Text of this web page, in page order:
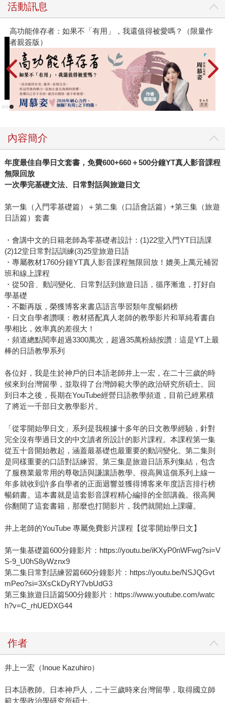
活動訊息
閱讀漫遊錄-2026上半年暢銷榜
內容簡介
年度最佳自學日文套書，免費600+660＋500分鐘YT真人影音課程
無限回放
一次學完基礎文法、日常對話與旅遊日文
第一集（入門零基礎篇）＋第二集（口語會話篇）+第三集（旅遊
日語篇）套書
・會講中文的日籍老師為零基礎者設計：(1)22堂入門YT日語課
(2)12堂日常對話訓練(3)25堂旅遊日語
・專屬教材1760分鐘YT真人影音課程無限回放！媲美上萬元補習
班和線上課程
・從50音、動詞變化、日常對話到旅遊日語，循序漸進，打好自
學基礎
・不斷再版，榮獲博客來書店語言學習類年度暢銷榜
・日文自學者讚嘆：教材搭配真人老師的教學影片和單純看書自
學相比，效率真的差很大！
・頻道總點閱率超過3300萬次，超過35萬粉絲按讚：這是YT上最
棒的日語教學系列
各位好，我是生於神戶的日本語老師井上一宏，在二十三歲的時
候來到台灣留學，並取得了台灣師範大學的政治研究所碩士。回
到日本之後，長期在YouTube經營日語教學頻道，目前已經累積
了將近一千部日文教學影片。
「從零開始學日文」系列是我根據十多年的日文教學經驗，針對
完全沒有學過日文的中文讀者所設計的影片課程。本課程第一集
從五十音開始教起，涵蓋最基礎也最重要的動詞變化。第二集則
是同樣重要的口語對話練習。第三集是旅遊日語系列集結，包含
了服務業最常用的尊敬語與謙讓語教學。很高興這個系列上線一
年多就收到許多自學者的正面迴響並獲得博客來年度語言排行榜
暢銷書。這本書就是這套影音課程精心編排的全部講義。很高興
你翻開了這套書籍，那麼也打開影片，我們就開始上課囉。
井上老師的YouTube 專屬免費影片課程【從零開始學日文】
第一集基礎篇600分鐘影片：https://youtu.be/iKXyP0nWFwg?si=V
S-9_U0hS8yWznx9
第二集日常對話練習篇660分鐘影片：https://youtu.be/NSJQGvt
mPeo?si=3XsCkDyRY7vbUdG3
第三集旅遊日語篇500分鐘影片：https://www.youtube.com/watc
h?v=C_rhUEDXG44
作者
井上一宏（Inoue Kazuhiro）
日本語教師。日本神戶人，二十三歲時來台灣留學，取得國立師
範大學政治學研究所碩士。